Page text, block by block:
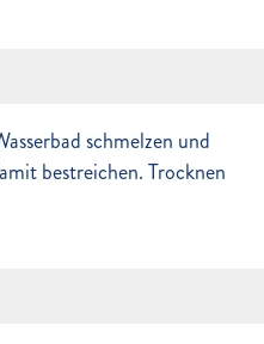
schmelzen und
bestreichen. Trocknen